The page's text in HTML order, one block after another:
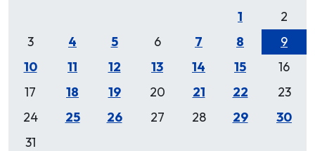
1
2
3
4 5 6 7 8
9
10
11 12 13 14 15
16
17
18 19 20 21 22
23
24
25 26 27 28 29
30
31